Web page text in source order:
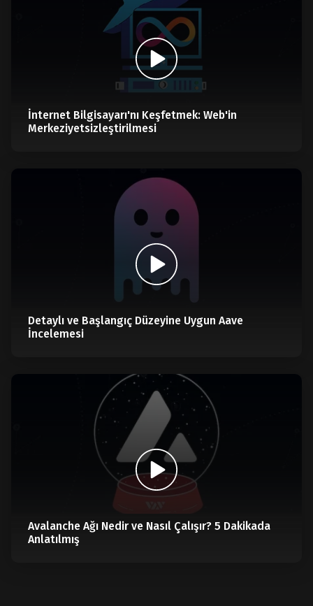
İnternet Bilgisayarı'nı Keşfetmek: Web'in
Merkeziyetsizleştirilmesi
Detaylı ve Başlangıç Düzeyine Uygun Aave
İncelemesi
Avalanche Ağı Nedir ve Nasıl Çalışır? 5 Dakikada
Anlatılmış